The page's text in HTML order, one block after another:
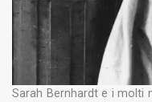
Sarah Bernhardt e i molti